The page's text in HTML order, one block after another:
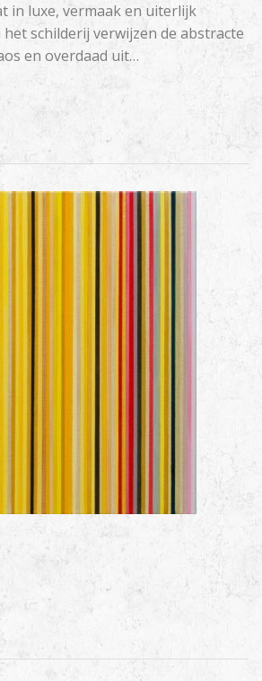
in luxe, vermaak en uiterlijk
schilderij verwijzen de abstracte
en overdaad uit…